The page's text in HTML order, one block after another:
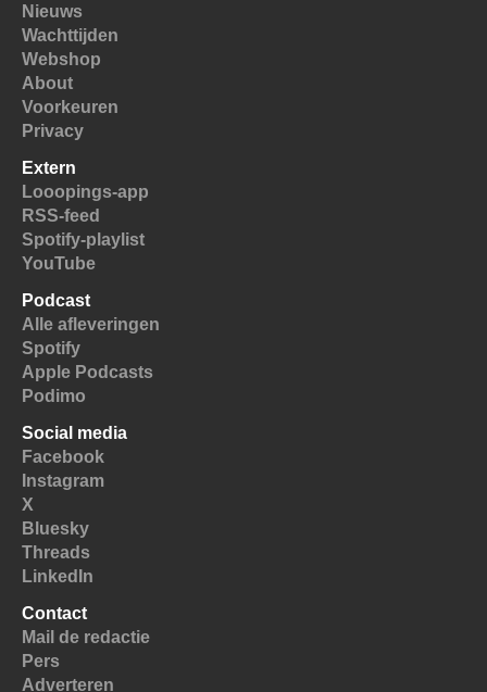
Nieuws
Wachttijden
Webshop
About
Voorkeuren
Privacy
Extern
Looopings-app
RSS-feed
Spotify-playlist
YouTube
Podcast
Alle afleveringen
Spotify
Apple Podcasts
Podimo
Social media
Facebook
Instagram
X
Bluesky
Threads
LinkedIn
Contact
Mail de redactie
Pers
Adverteren